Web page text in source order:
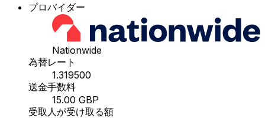
プロバイダー
Nationwide
為替レート
1.319500
送金手数料
15.00 GBP
受取人が受け取る額